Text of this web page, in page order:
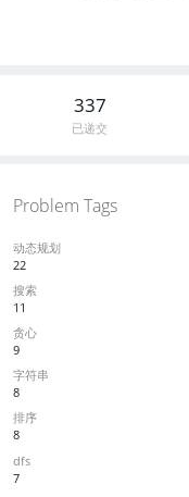
337
已递交
Problem Tags
动态规划
22
搜索
11
贪心
9
字符串
8
排序
8
dfs
7